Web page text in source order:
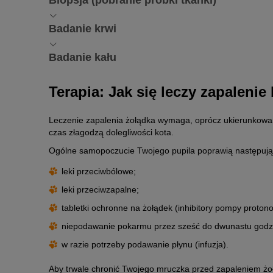
żołądku.
wewnątrz. Podczas badania zwraca on uwagę na to, czy
Komórki błony śluzowej wiele mówią o stanie zdrowia
Badanie krwi
Jeśli żołądek kota wykazuje stan zapalny, wzrasta
Badanie kału
pasożytami, lekarz weterynarii musi zbadać próbki kału z
Terapia: Jak się leczy
Leczenie zapalenia żołądka wymaga, oprócz
czas złagodzą dolegliwości kota.
Ogólne samopoczucie Twojego pupila poprawią
leki przeciwbólowe;
leki przeciwzapalne;
tabletki ochronne na żołądek (inhibitory pompy
niepodawanie pokarmu przez sześć do dwunastu
w razie potrzeby podawanie płynu (infuzja).
Aby trwale chronić Twojego mruczka przed zapaleniem